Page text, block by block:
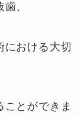
、
における大切
ことができま